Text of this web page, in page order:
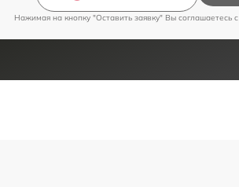
Нажимая на кнопку "Оставить заявку" Вы соглашаетесь c